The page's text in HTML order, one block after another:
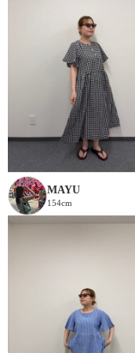
MAYU
154cm